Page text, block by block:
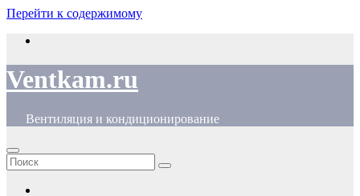
Перейти к содержимому
Ventkam.ru
Вентиляция и кондиционирование